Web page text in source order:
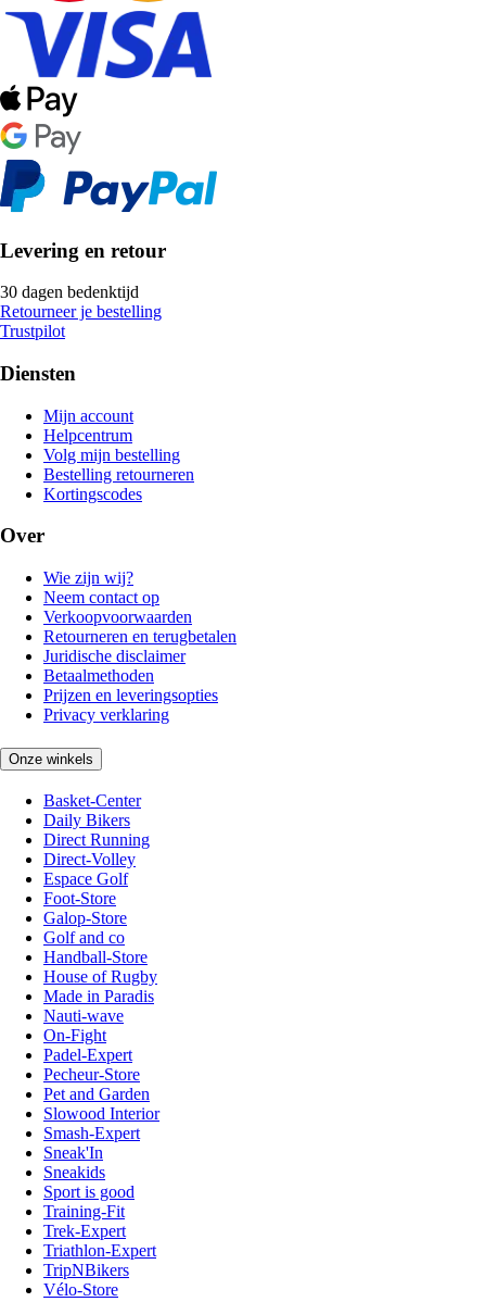
Levering en retour
30 dagen bedenktijd
Retourneer je bestelling
Trustpilot
Diensten
Mijn account
Helpcentrum
Volg mijn bestelling
Bestelling retourneren
Kortingscodes
Over
Wie zijn wij?
Neem contact op
Verkoopvoorwaarden
Retourneren en terugbetalen
Juridische disclaimer
Betaalmethoden
Prijzen en leveringsopties
Privacy verklaring
Onze winkels
Basket-Center
Daily Bikers
Direct Running
Direct-Volley
Espace Golf
Foot-Store
Galop-Store
Golf and co
Handball-Store
House of Rugby
Made in Paradis
Nauti-wave
On-Fight
Padel-Expert
Pecheur-Store
Pet and Garden
Slowood Interior
Smash-Expert
Sneak'In
Sneakids
Sport is good
Training-Fit
Trek-Expert
Triathlon-Expert
TripNBikers
Vélo-Store